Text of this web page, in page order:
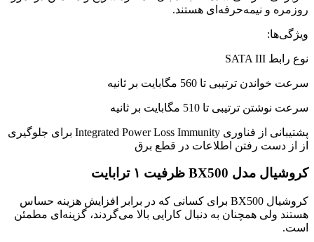
روزمره و نیمه‌حرفه‌ای هستند.
ویژگی‌ها:
نوع رابط SATA III
سرعت خواندن ترتیبی تا 560 مگابایت بر ثانیه
سرعت نوشتن ترتیبی تا 510 مگابایت بر ثانیه
پشتیبانی از فناوری Integrated Power Loss Immunity برای جلوگیری
از از دست رفتن اطلاعات در قطع برق
کروشیال مدل BX500 ظرفیت ۱ ترابایت
کروشیال BX500 برای کسانی که در برابر افزایش هزینه حساس
هستند ولی همچنان به دنبال کارایی بالا می‌گردند، گزینه‌ای مطمئن
است.